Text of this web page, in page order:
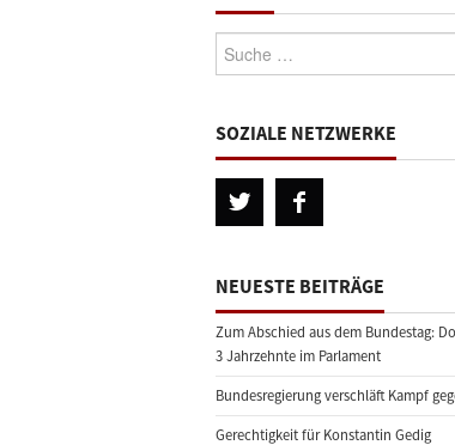
Suche:
SOZIALE NETZWERKE
NEUESTE BEITRÄGE
Zum Abschied aus dem Bundestag:
3 Jahrzehnte im Parlament
Bundesregierung verschläft Kampf
Gerechtigkeit für Konstantin Gedig